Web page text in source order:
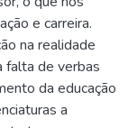
e carreira.
na realidade
falta de verbas
da educação
a